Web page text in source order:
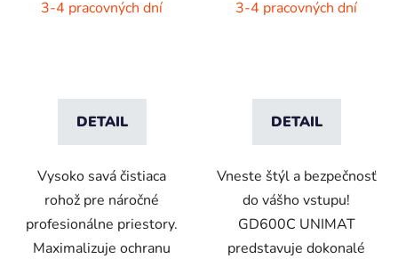
- 4 farby
3-4 pracovných dní
DETAIL
Vysoko savá čistiaca
rohož pre náročné
profesionálne priestory.
Maximalizuje ochranu
rohož- žiarivé farby
3-4 pracovných dní
DETAIL
Vneste štýl a bezpečnosť
do vášho vstupu!
GD600C UNIMAT
predstavuje dokonalé